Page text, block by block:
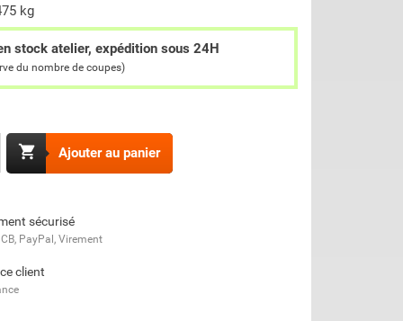
kg
stock atelier, expédition sous 24H
du nombre de coupes)
 Ajouter au panier
sécurisé
PayPal, Virement
client